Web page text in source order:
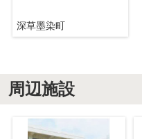
深草墨染町
周辺施設